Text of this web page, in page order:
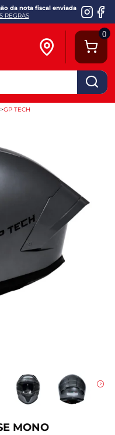
da nota fiscal enviada
REGRAS
0
GP TECH
MONO